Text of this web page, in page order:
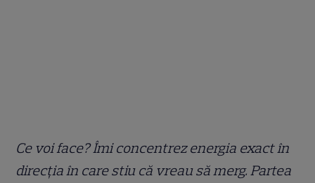
Ce voi face? Îmi concentrez energia exact în
direcția în care stiu că vreau să merg. Partea